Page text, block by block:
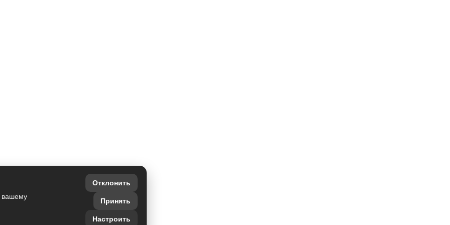
вашему
Отклонить
Принять
Настроить